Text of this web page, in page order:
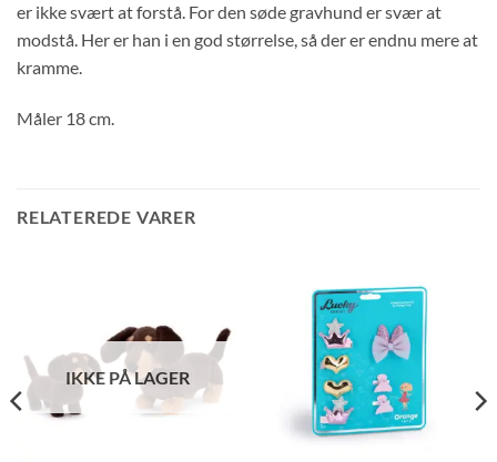
er ikke svært at forstå. For den søde gravhund er svær at
modstå. Her er han i en god størrelse, så der er endnu mere at
kramme.
Måler 18 cm.
RELATEREDE VARER
IKKE PÅ LAGER